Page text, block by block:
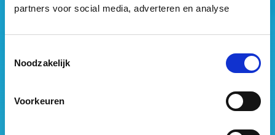
partners voor social media, adverteren en analyse
Noodzakelijk
Voorkeuren
Vastgoed Business School
Philitelaan 73
088 – 091 00 00